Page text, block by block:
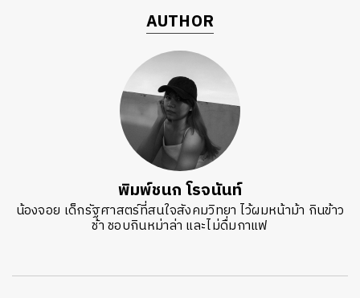
AUTHOR
พิมพ์ชนก โรจนันท์
น้องจอย เด็กรัฐศาสตร์ที่สนใจสังคมวิทยา ไว้ผมหน้าม้า กินข้าว
ช้า ชอบกินหม่าล่า และไม่ดื่มกาแฟ